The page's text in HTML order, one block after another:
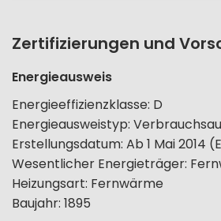
Zertifizierungen und
Energieausweis
Energieeffizienzklasse: D
Energieausweistyp:
Erstellungsdatum: Ab 1 Mai 2014
Wesentlicher Energieträger:
Heizungsart: Fernwärme
Baujahr: 1895